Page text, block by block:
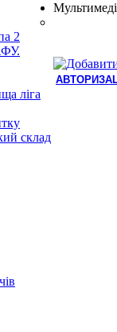
2
ліга
склад